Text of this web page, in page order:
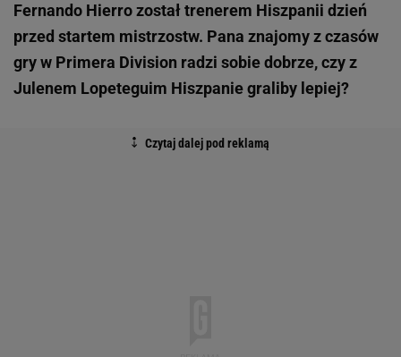
Fernando Hierro został trenerem Hiszpanii dzień
przed startem mistrzostw. Pana znajomy z czasów
gry w Primera Division radzi sobie dobrze, czy z
Julenem Lopeteguim Hiszpanie graliby lepiej?